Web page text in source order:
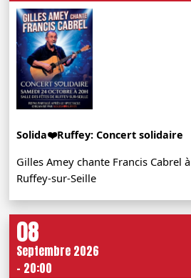
Solida❤️Ruffey: Concert solidaire
Gilles Amey chante Francis Cabrel à
Ruffey-sur-Seille
08
Septembre 2026
- 20:00